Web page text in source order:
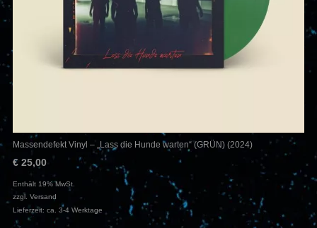
Massendefekt Vinyl – „Lass die Hunde warten“ (GRÜN) (2024)
€ 25,00
Enthält 19% MwSt.
zzgl. Versand
Lieferzeit: ca. 3-4 Werktage